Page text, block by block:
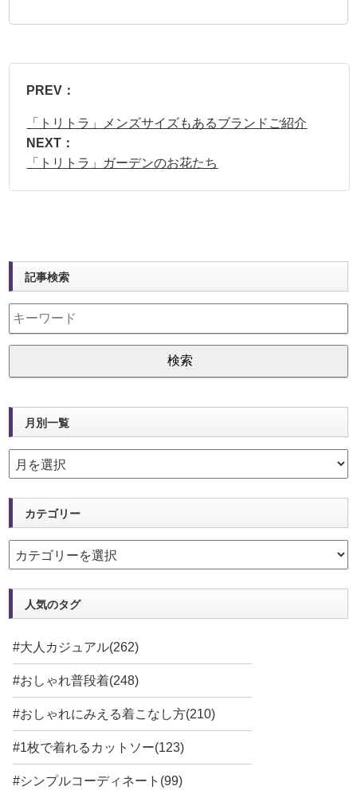
PREV：
「トリトラ」メンズサイズもあるブランドご紹介
NEXT：
「トリトラ」ガーデンのお花たち
記事検索
月別一覧
カテゴリー
人気のタグ
#大人カジュアル(262)
#おしゃれ普段着(248)
#おしゃれにみえる着こなし方(210)
#1枚で着れるカットソー(123)
#シンプルコーディネート(99)